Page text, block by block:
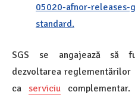
05020-afnor-releases-
standard.
SGS se angajează să
dezvoltarea reglementărilor
ca serviciu